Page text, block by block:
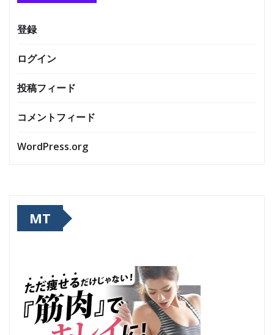
登録
ログイン
投稿フィード
コメントフィード
WordPress.org
MT